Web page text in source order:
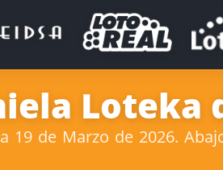
Loteka
19 de Marzo de 2026.